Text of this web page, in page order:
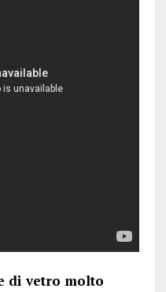
di vetro molto